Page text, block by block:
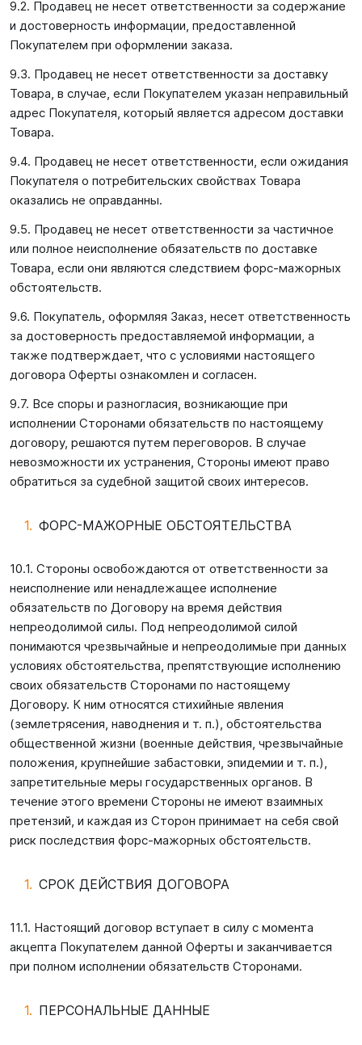
9.2. Продавец не несет ответственности за содержание
и достоверность информации, предоставленной
Покупателем при оформлении заказа.
9.3. Продавец не несет ответственности за доставку
Товара, в случае, если Покупателем указан неправильный
адрес Покупателя, который является адресом доставки
Товара.
9.4. Продавец не несет ответственности, если ожидания
Покупателя о потребительских свойствах Товара
оказались не оправданны.
9.5. Продавец не несет ответственности за частичное
или полное неисполнение обязательств по доставке
Товара, если они являются следствием форс-мажорных
обстоятельств.
9.6. Покупатель, оформляя Заказ, несет ответственность
за достоверность предоставляемой информации, а
также подтверждает, что с условиями настоящего
договора Оферты ознакомлен и согласен.
9.7. Все споры и разногласия, возникающие при
исполнении Сторонами обязательств по настоящему
договору, решаются путем переговоров. В случае
невозможности их устранения, Стороны имеют право
обратиться за судебной защитой своих интересов.
ФОРС-МАЖОРНЫЕ ОБСТОЯТЕЛЬСТВА
10.1. Стороны освобождаются от ответственности за
неисполнение или ненадлежащее исполнение
обязательств по Договору на время действия
непреодолимой силы. Под непреодолимой силой
понимаются чрезвычайные и непреодолимые при данных
условиях обстоятельства, препятствующие исполнению
своих обязательств Сторонами по настоящему
Договору. К ним относятся стихийные явления
(землетрясения, наводнения и т. п.), обстоятельства
общественной жизни (военные действия, чрезвычайные
положения, крупнейшие забастовки, эпидемии и т. п.),
запретительные меры государственных органов. В
течение этого времени Стороны не имеют взаимных
претензий, и каждая из Сторон принимает на себя свой
риск последствия форс-мажорных обстоятельств.
СРОК ДЕЙСТВИЯ ДОГОВОРА
11.1. Настоящий договор вступает в силу с момента
акцепта Покупателем данной Оферты и заканчивается
при полном исполнении обязательств Сторонами.
ПЕРСОНАЛЬНЫЕ ДАННЫЕ